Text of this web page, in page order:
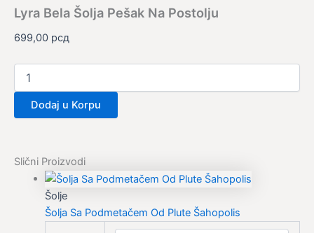
Lyra Bela Šolja Pešak Na Postolju
699,00 рсд
Dodaj u Korpu
Slični Proizvodi
Šolje
Šolja Sa Podmetačem Od Plute Šahopolis